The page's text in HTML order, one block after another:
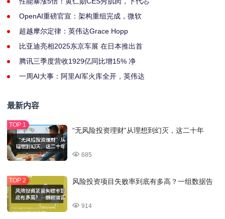
OpenAI重磅官宣：架构重组完成，微软
超越摩尔定律：英伟达Grace Hopp
比亚迪亮相2025东京车展 在日本推出首
腾讯三季度营收1929亿同比增15% 净
一周AI大事：阿里AI军火库全开，英伟达
最新内容
“无风险投资理财”从理想到幻灭，这二十年
685
风险投资项目失败率到底有多高？一组数据告
914